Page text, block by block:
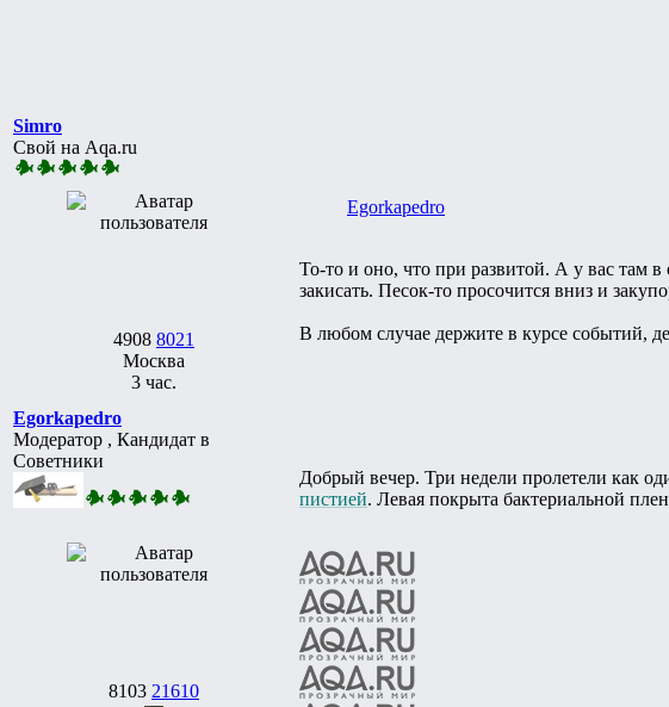
Simro
Свой на Aqa.ru
4908 8021
Москва
3 час.
Egorkapedro
То-то и оно, что при развитой. А у вас там
закисать. Песок-то просочится вниз и
В любом случае держите в курсе событий,
Egorkapedro
Модератор , Кандидат в
Советники
8103 21610
Добрый вечер. Три недели пролетели как
пистией. Левая покрыта бактериальной